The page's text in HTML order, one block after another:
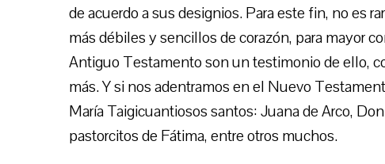
de acuerdo a sus designios. Para este fin, no es
más débiles y sencillos de corazón, para mayor
Antiguo Testamento son un testimonio de ello,
más. Y si nos adentramos en el Nuevo
María Taigicuantiosos santos: Juana de Arco,
pastorcitos de Fátima, entre otros muchos.